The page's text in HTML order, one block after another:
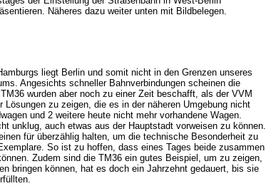
Näheres dazu weiter unten mit Bildbelegen.
liegt Berlin und somit nicht in den Grenzen unseres
Angesichts schneller Bahnverbindungen scheinen die
wurden aber noch zu einer Zeit beschafft, als der VVM
Lösungen zu zeigen, die es in der näheren Umgebung nicht
und 2 weitere heute nicht mehr vorhandene Wagen.
unklug, auch etwas aus der Hauptstadt vorweisen zu können.
für überzählig halten, um die technische Besonderheit zu
So ist zu hoffen, dass eines Tages beide zusammen
Zudem sind die TM36 ein gutes Beispiel, um zu zeigen,
bringen können, hat es doch ein Jahrzehnt gedauert, bis sie